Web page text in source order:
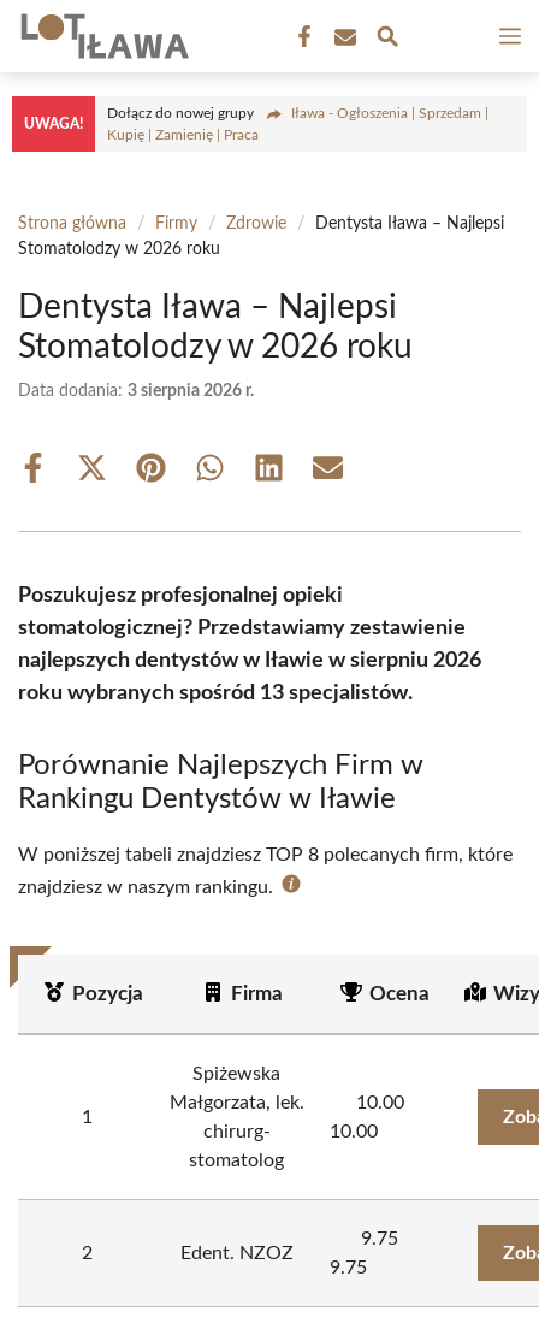
Przejdź
treści
UWAGA!
Dołącz do nowej grupy
Iława - Ogłoszenia | Sprzedam |
Kupię | Zamienię | Praca
Strona główna / Firmy / Zdrowie /
Dentysta Iława – Najlepsi
Stomatolodzy w 2026 roku
Dentysta Iława – Najlepsi
Stomatolodzy w 2026 roku
Data dodania: 3 sierpnia 2026 r.
Share
Share
(Twitter)
Share Share Share Share
Poszukujesz profesjonalnej opieki
stomatologicznej? Przedstawiamy zestawienie
najlepszych dentystów w Iławie w sierpniu 2026
roku wybranych spośród 13 specjalistów.
Porównanie Najlepszych Firm w
Rankingu Dentystów w Iławie
W poniższej tabeli znajdziesz TOP 8 polecanych firm, które
znajdziesz w naszym rankingu.
Pozycja Firma Ocena
1
Spiżewska
Małgorzata, lek.
chirurg-
stomatolog
10.00
10.00
2 Edent. NZOZ
9.75
9.75